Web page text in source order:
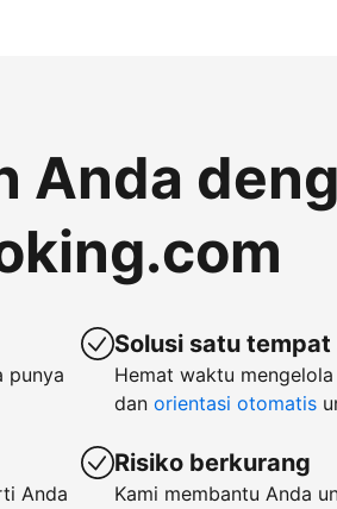
Anda
punya
Anda
Solusi satu
Hemat waktu
dan orientasi otomatis
Risiko berkurang
Kami membantu Anda